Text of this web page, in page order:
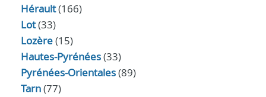
Hérault(166)
Lot(33)
Lozère(15)
Hautes-Pyrénées(33)
Pyrénées-Orientales(89)
Tarn(77)